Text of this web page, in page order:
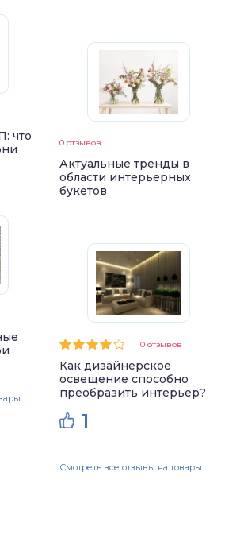
что
0 отзывов
Актуальные тренды в
области интерьерных
букетов
0 отзывов
Как дизайнерское
освещение способно
преобразить интерьер?
1
Смотреть все отзывы на товары